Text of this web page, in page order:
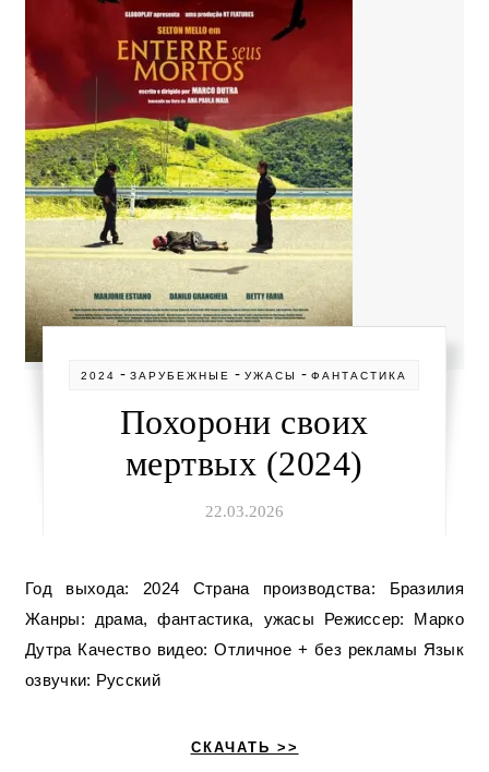
2024 -ЗАРУБЕЖНЫЕ -УЖАСЫ -ФАНТАСТИКА
Похорони своих
мертвых (2024)
22.03.2026
Год выхода: 2024 Страна производства: Бразилия
Жанры: драма, фантастика, ужасы Режиссер: Марко
Дутра Качество видео: Отличное + без рекламы Язык
озвучки: Русский
СКАЧАТЬ >>